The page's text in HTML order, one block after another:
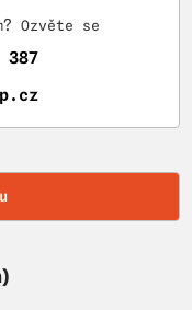
Ozvěte se
387